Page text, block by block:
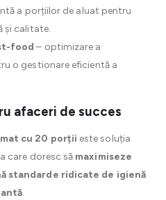
a porțiilor de aluat pentru
și calitate.
food – optimizare a
o gestionare eficientă a
afaceri de succes
cu 20 porții este soluția
care doresc să maximiseze
standarde ridicate de igienă
.